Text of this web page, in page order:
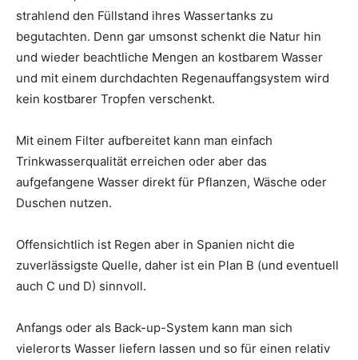
strahlend den Füllstand ihres Wassertanks zu
begutachten. Denn gar umsonst schenkt die Natur hin
und wieder beachtliche Mengen an kostbarem Wasser
und mit einem durchdachten Regenauffangsystem wird
kein kostbarer Tropfen verschenkt.
Mit einem Filter aufbereitet kann man einfach
Trinkwasserqualität erreichen oder aber das
aufgefangene Wasser direkt für Pflanzen, Wäsche oder
Duschen nutzen.
Offensichtlich ist Regen aber in Spanien nicht die
zuverlässigste Quelle, daher ist ein Plan B (und eventuell
auch C und D) sinnvoll.
Anfangs oder als Back-up-System kann man sich
vielerorts Wasser liefern lassen und so für einen relativ